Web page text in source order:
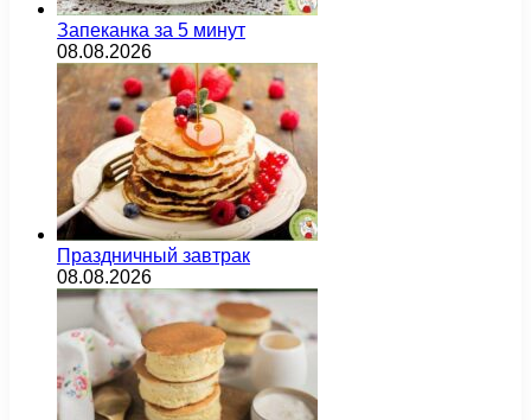
Запеканка за 5 минут
08.08.2026
Праздничный завтрак
08.08.2026